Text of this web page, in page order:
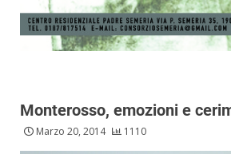
Monterosso, emozioni e
Marzo 20, 2014 1110